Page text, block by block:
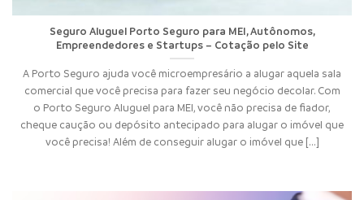
Seguro Aluguel Porto Seguro para MEI, Autônomos,
Empreendedores e Startups – Cotação pelo Site
A Porto Seguro ajuda você microempresário a alugar aquela sala
comercial que você precisa para fazer seu negócio decolar. Com
o Porto Seguro Aluguel para MEI, você não precisa de fiador,
cheque caução ou depósito antecipado para alugar o imóvel que
você precisa! Além de conseguir alugar o imóvel que [...]